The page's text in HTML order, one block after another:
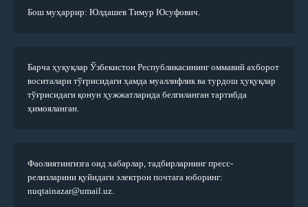
Бош муҳаррир: Юлдашев Тимур Юсуфович.
Барча ҳуқуқлар Ўзбекистон Республикасининг оммавий ахборот
воситалари тўғрисидаги ҳамда муаллифлик ва турдош ҳуқуқлар
тўғрисидаги қонун ҳужжатларида белгиланган тартибда
ҳимояланган.
Фаолиятингизга оид хабарлар, тадбирларнинг пресс-
релизларини қуйидаги электрон почтага юборинг:
nuqtainazar@umail.uz.